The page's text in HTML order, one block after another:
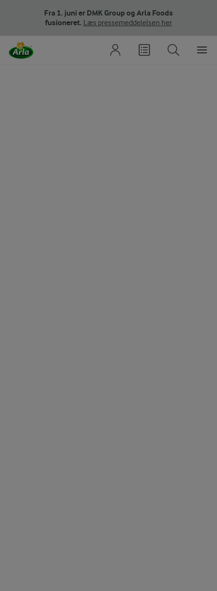
Fra 1. juni er DMK Group og Arla Foods
fusioneret. Læs pressemeddelelsen her